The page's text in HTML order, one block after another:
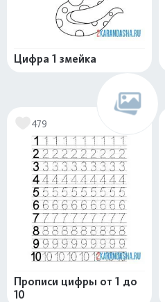
Цифра 1 змейка
479
Прописи цифры от 1 до
10